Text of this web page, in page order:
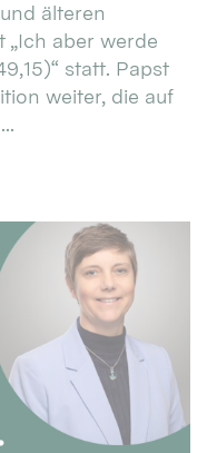
älteren
aber werde
statt. Papst
weiter, die auf